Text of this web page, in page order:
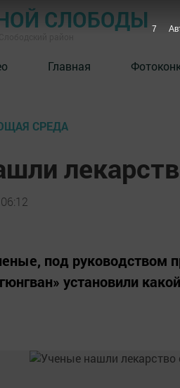
СЛОБОДЫ
Главная
СРЕДА
под руководством
установили
6